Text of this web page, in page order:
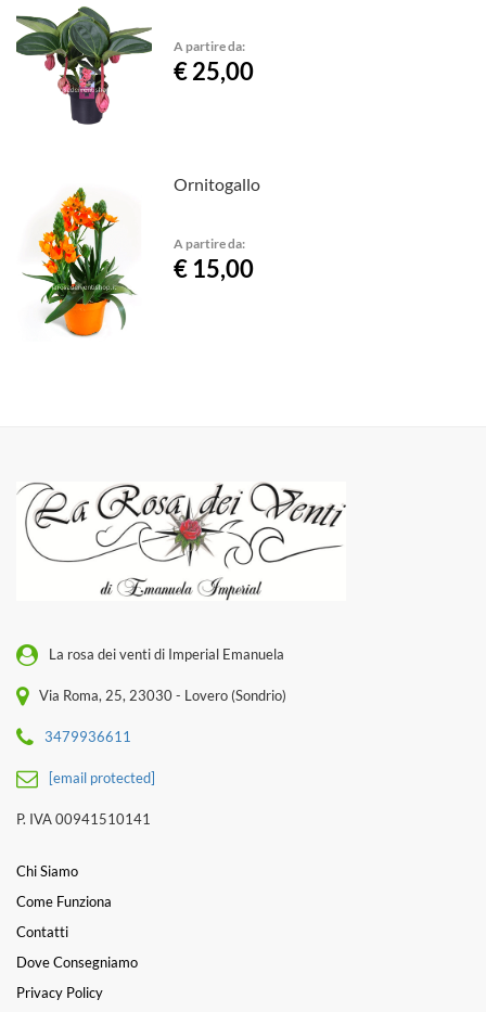
A partire da:
€ 25,00
Ornitogallo
A partire da:
€ 15,00
La rosa dei venti di Imperial Emanuela
Via Roma, 25, 23030 - Lovero (Sondrio)
3479936611
[email protected]
P. IVA 00941510141
Chi Siamo
Come Funziona
Contatti
Dove Consegniamo
Privacy Policy